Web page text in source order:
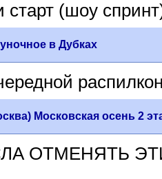
старт (шоу
в Дубках
Московская осень 2
ОТМЕНЯТЬ